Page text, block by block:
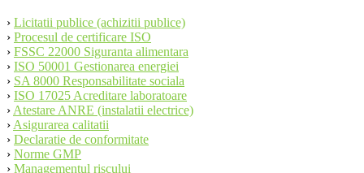
› Licitatii publice (achizitii publice)
› Procesul de certificare ISO
› FSSC 22000 Siguranta alimentara
› ISO 50001 Gestionarea energiei
› SA 8000 Responsabilitate sociala
› ISO 17025 Acreditare laboratoare
› Atestare ANRE (instalatii electrice)
› Asigurarea calitatii
› Declaratie de conformitate
› Norme GMP
› Managementul riscului